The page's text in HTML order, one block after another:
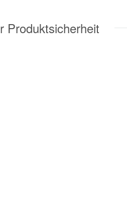
Produktsicherheit